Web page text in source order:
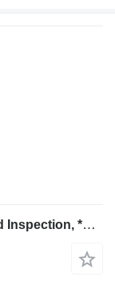
Zoomlion ZA20J NEW / UNUSED, Valid Inspection, *Guarantee!